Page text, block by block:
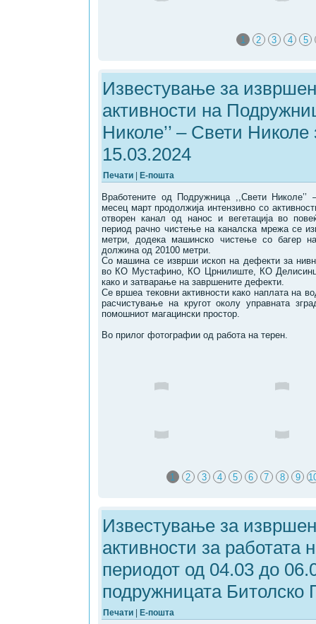
1 2 3 4 5
Известување за
активности на
Николе’’ – Свети
15.03.2024
Печати Е-пошта
Вработените од Подружница ,,Свети
месец март продолжија интензивно со
отворен канал од нанос и вегетација во
период рачно чистење на каналска мрежа се
метри, додека машинско чистење со багер
должина од 20100 мeтри.
Со машина се изврши ископ на дефекти за
во КО Мустафино, КО Црнилиште, КО
како и затварање на завршените дефекти.
Се вршеа тековни активности како наплата на
расчистување на кругот околу управната
помошниот магацински простор.
Во прилог фотографии од работа на терен.
1 2 3 4 5 6 7 8 9
Известување за
активности за работата
периодот од 04.03 до
подружницата Битолско
Печати Е-пошта